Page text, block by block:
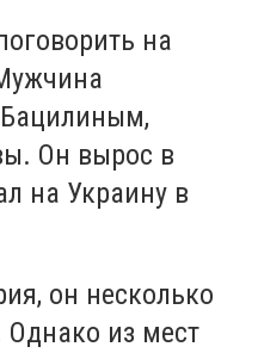
на
Он вырос в
на Украину в
он несколько
Однако из мест